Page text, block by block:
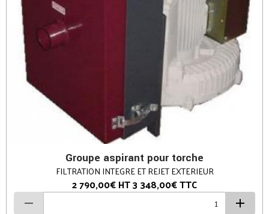
Groupe aspirant pour torche
FILTRATION INTEGRE ET REJET EXTERIEUR
2 790,00€HT3 348,00€TTC